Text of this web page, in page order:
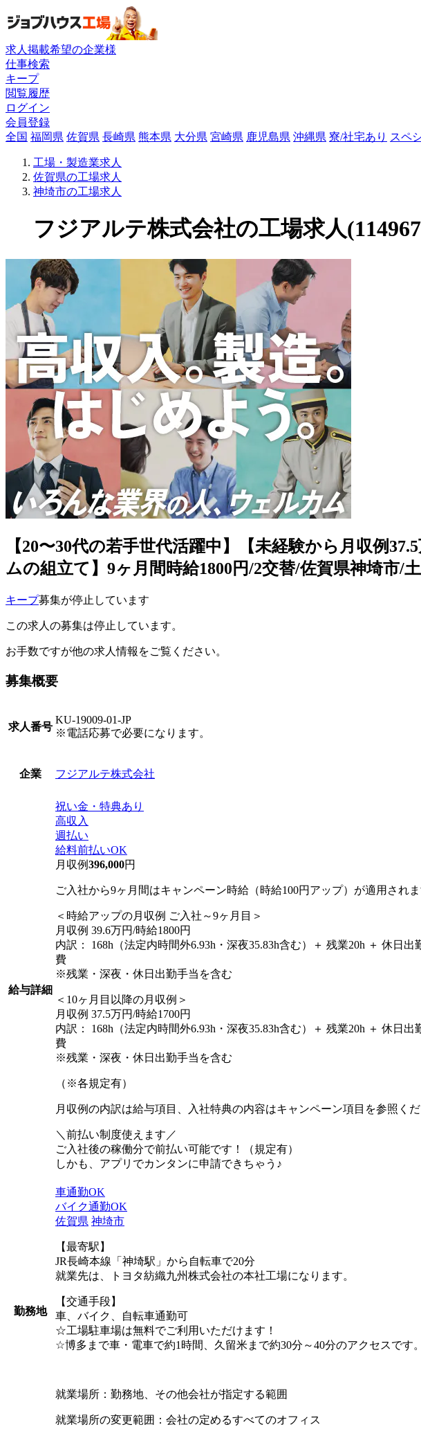
求人掲載希望の企業様
仕事検索
キープ
閲覧履歴
ログイン
会員登録
全国 福岡県 佐賀県 長崎県 熊本県 大分県 宮崎県 鹿児島県 沖縄県 寮/社宅あり スペ
工場・製造業求人
佐賀県の工場求人
神埼市の工場求人
フジアルテ株式会社の工場求人
【20〜30代の若手世代活躍中】【未経験から月収例
ムの組立て】9ヶ月間時給1800円/2交替/佐賀県神埼市/
キープ募集が停止しています
この求人の募集は停止しています。
お手数ですが他の求人情報をご覧ください。
募集概要
求人番号
KU-19009-01-JP
※電話応募で必要になります。
企業 フジアルテ株式会社
給与詳細
祝い金・特典あり
高収入
週払い
給料前払いOK
月収例396,000円
ご入社から9ヶ月間はキャンペーン時給（時給100円アップ）が適用されま
＜時給アップの月収例 ご入社～9ヶ月目＞
月収例 39.6万円/時給1800円
内訳： 168h（法定内時間外6.93h・深夜35.83h含む）＋ 残業20h ＋ 休日出
費
※残業・深夜・休日出勤手当を含む
＜10ヶ月目以降の月収例＞
月収例 37.5万円/時給1700円
内訳： 168h（法定内時間外6.93h・深夜35.83h含む）＋ 残業20h ＋ 休日出
費
※残業・深夜・休日出勤手当を含む
（※各規定有）
月収例の内訳は給与項目、入社特典の内容はキャンペーン項目を参照くだ
＼前払い制度使えます／
ご入社後の稼働分で前払い可能です！（規定有）
しかも、アプリでカンタンに申請できちゃう♪
勤務地
車通勤OK
バイク通勤OK
佐賀県 神埼市
【最寄駅】
JR長崎本線「神埼駅」から自転車で20分
就業先は、トヨタ紡織九州株式会社の本社工場になります。
【交通手段】
車、バイク、自転車通勤可
☆工場駐車場は無料でご利用いただけます！
☆博多まで車・電車で約1時間、久留米まで約30分～40分のアクセスです。
就業場所：勤務地、その他会社が指定する範囲
就業場所の変更範囲：会社の定めるすべてのオフィス